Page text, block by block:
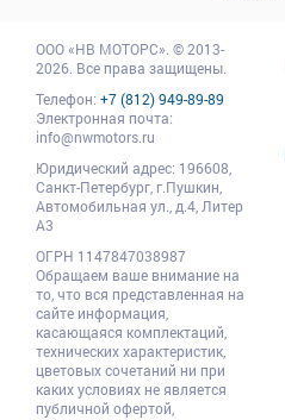
ООО«НВ МОТОРС» © 2013-
2026. Все права защищены.
Телефон: +7 (812) 949-89-89
Электронная почта:
info@nwmotors.ru
Юридический адрес: 196608
Санкт-Петербург, г.Пушкин
Автомобильная ул., д.4, Литер
А3
ОГРН 1147847038987
Обращаем ваше внимание на
то, что вся представленная на
сайте информация,
касающаяся комплектаций,
технических характеристик,
цветовых сочетаний ни при
каких условиях не является
публичной офертой,